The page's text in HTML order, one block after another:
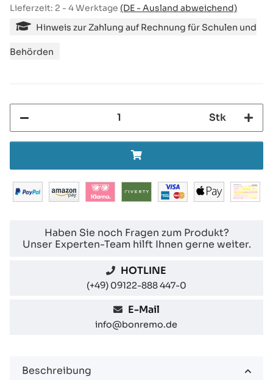
Lieferzeit: 2 - 4 Werktage (DE - Ausland abweichend)
Hinweis zur Zahlung auf Rechnung für Schulen und
Behörden
Stk
Haben Sie noch Fragen zum Produkt?
Unser Experten-Team hilft Ihnen gerne weiter.
HOTLINE
(+49) 09122-888 447-0
E-Mail
info@bonremo.de
Beschreibung